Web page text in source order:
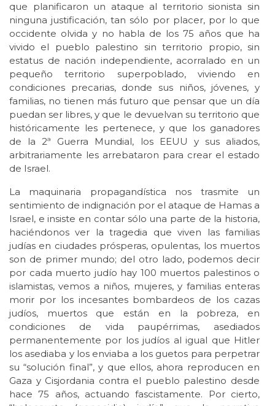
que planificaron un ataque al territorio sionista sin
ninguna justificación, tan sólo por placer, por lo que
occidente olvida y no habla de los 75 años que ha
vivido el pueblo palestino sin territorio propio, sin
estatus de nación independiente, acorralado en un
pequeño territorio superpoblado, viviendo en
condiciones precarias, donde sus niños, jóvenes, y
familias, no tienen más futuro que pensar que un día
puedan ser libres, y que le devuelvan su territorio que
históricamente les pertenece, y que los ganadores
de la 2ª Guerra Mundial, los EEUU y sus aliados,
arbitrariamente les arrebataron para crear el estado
de Israel.
La maquinaria propagandística nos trasmite un
sentimiento de indignación por el ataque de Hamas a
Israel, e insiste en contar sólo una parte de la historia,
haciéndonos ver la tragedia que viven las familias
judías en ciudades prósperas, opulentas, los muertos
son de primer mundo; del otro lado, podemos decir
por cada muerto judío hay 100 muertos palestinos o
islamistas, vemos a niños, mujeres, y familias enteras
morir por los incesantes bombardeos de los cazas
judíos, muertos que están en la pobreza, en
condiciones de vida paupérrimas, asediados
permanentemente por los judíos al igual que Hitler
los asediaba y los enviaba a los guetos para perpetrar
su “solución final”, y que ellos, ahora reproducen en
Gaza y Cisjordania contra el pueblo palestino desde
hace 75 años, actuando fascistamente. Por cierto,